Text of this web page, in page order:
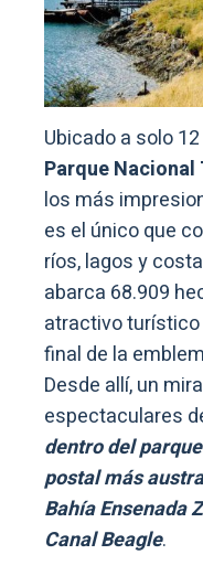
Ubicado a solo
Parque
los más
es el único que
ríos, lagos y
abarca 68.909
atractivo turístico
final de la
Desde allí, un
espectaculares
dentro del
postal más
Bahía Ensenada
Canal Beagle.